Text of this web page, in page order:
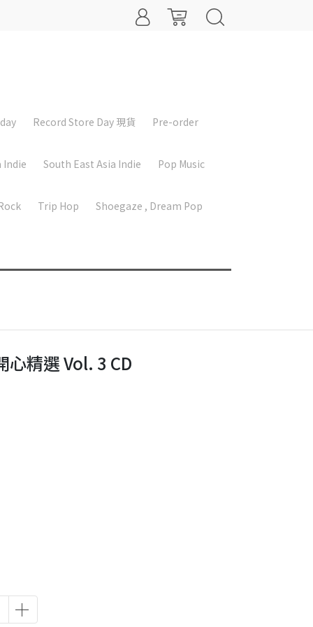
Record Store Day 現貨 Pre-order
Indie South East Asia Indie Pop Music
Trip Hop Shoegaze , Dream Pop
精選 Vol. 3 CD